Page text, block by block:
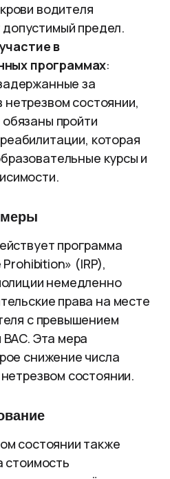
водителя
предел.
в
программах:
за
состоянии,
пройти
которая
курсы и
программа
(IRP),
немедленно
права на месте
с превышением
Эта мера
снижение числа
состоянии.
состоянии также
стоимость